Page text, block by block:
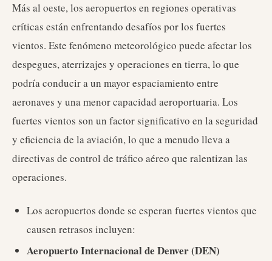
Más al oeste, los aeropuertos en regiones operativas
críticas están enfrentando desafíos por los fuertes
vientos. Este fenómeno meteorológico puede afectar los
despegues, aterrizajes y operaciones en tierra, lo que
podría conducir a un mayor espaciamiento entre
aeronaves y una menor capacidad aeroportuaria. Los
fuertes vientos son un factor significativo en la seguridad
y eficiencia de la aviación, lo que a menudo lleva a
directivas de control de tráfico aéreo que ralentizan las
operaciones.
Los aeropuertos donde se esperan fuertes vientos que
causen retrasos incluyen:
Aeropuerto Internacional de Denver (DEN)